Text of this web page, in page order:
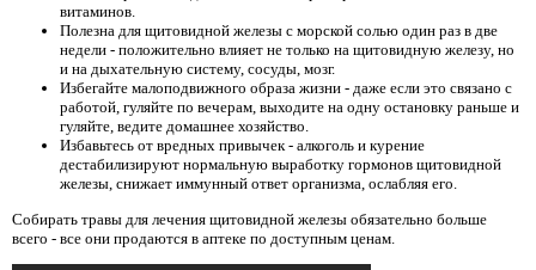
витаминов.
Полезна для щитовидной железы с морской солью один раз в две
недели - положительно влияет не только на щитовидную железу, но
и на дыхательную систему, сосуды, мозг.
Избегайте малоподвижного образа жизни - даже если это связано с
работой, гуляйте по вечерам, выходите на одну остановку раньше и
гуляйте, ведите домашнее хозяйство.
Избавьтесь от вредных привычек - алкоголь и курение
дестабилизируют нормальную выработку гормонов щитовидной
железы, снижает иммунный ответ организма, ослабляя его.
Собирать травы для лечения щитовидной железы обязательно больше
всего - все они продаются в аптеке по доступным ценам.